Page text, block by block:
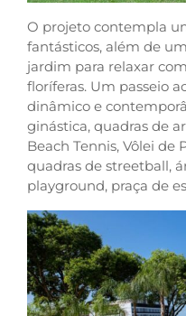
O projeto contempla
fantásticos, além de
jardim para relaxar
floríferas. Um passeio
dinâmico e
ginástica, quadras de
Beach Tennis, Vôlei de
quadras de streetball,
playground, praça de